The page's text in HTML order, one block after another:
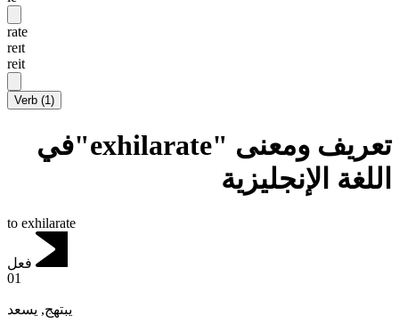
rate
reɪt
reit
Verb (1)
تعريف ومعنى "exhilarate"في
اللغة الإنجليزية
to exhilarate
فعل
01
يبتهج, يسعد